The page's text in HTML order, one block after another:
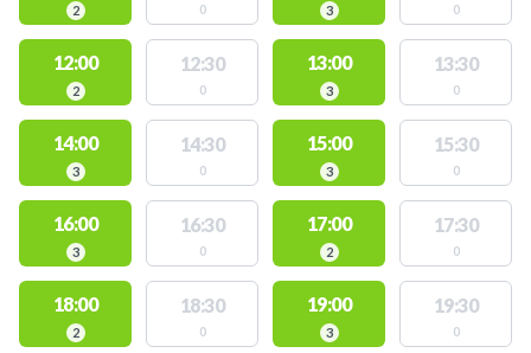
2 0 3 0
12:00
2
12:30
0
13:00
3
13:30
0
14:00
3
14:30
0
15:00
3
15:30
0
16:00
3
16:30
0
17:00
2
17:30
0
18:00
2
18:30
0
19:00
3
19:30
0